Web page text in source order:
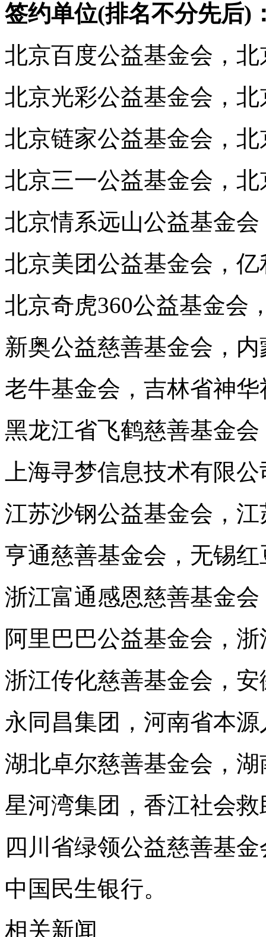
签约单位(排名不分先后)
北京百度公益基金会，
北京光彩公益基金会，
北京链家公益基金会，
北京三一公益基金会，
北京情系远山公益基金
北京美团公益基金会，
北京奇虎360公益基金会
新奥公益慈善基金会，
老牛基金会，吉林省神
黑龙江省飞鹤慈善基金
上海寻梦信息技术有限
江苏沙钢公益基金会，
亨通慈善基金会，无锡
浙江富通感恩慈善基金
阿里巴巴公益基金会，
浙江传化慈善基金会，
永同昌集团，河南省本
湖北卓尔慈善基金会，
星河湾集团，香江社会
四川省绿领公益慈善基
中国民生银行。
相关新闻